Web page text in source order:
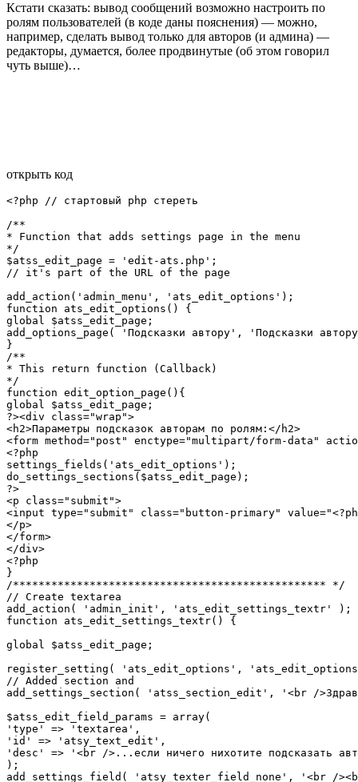
Кстати сказать: вывод сообщений возможно настроить по
ролям пользователей (в коде даны пояснения) — можно,
например, сделать вывод только для авторов (и админа) —
редакторы, думается, более продвинутые (об этом говорил
чуть выше)…
открыть код
<?php // стартовый php стереть
/**
* Function that adds settings page in the menu
*/
$atss_edit_page = 'edit-ats.php';
// it's part of the URL of the page
add_action('admin_menu', 'ats_edit_options');
function ats_edit_options() {
global $atss_edit_page;
add_options_page( 'Подсказки автору', 'Подсказки
}
/**
* This return function (Callback)
*/
function edit_option_page(){
global $atss_edit_page;
?><div class="wrap">
<h2>Параметры подсказок авторам по ролям:</h2>
<form method="post" enctype="multipart/form-data"
<?php
settings_fields('ats_edit_options');
do_settings_sections($atss_edit_page);
?>
<p class="submit">
<input type="submit" class="button-primary"
</p>
</form>
</div>
<?php
}
/************************************************* */
// Create textarea
add_action( 'admin_init', 'ats_edit_settings_textr' );
function ats_edit_settings_textr() {
global $atss_edit_page;
register_setting( 'ats_edit_options',
// Added section and
add_settings_section( 'atss_section_edit', '<br /
$atss_edit_field_params = array(
'type' => 'textarea',
'id' => 'atsy_text_edit',
'desc' => '<br />...если ничего нихотите подсказать
);
add_settings_field( 'atsy_texter_field_none', '<br /